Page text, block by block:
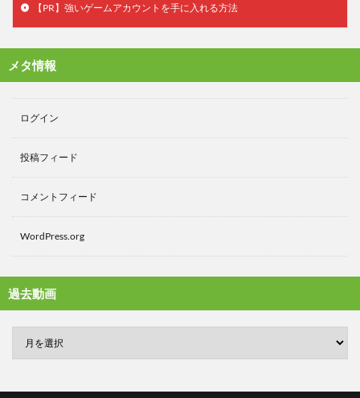
【PR】強いゲームアカウントを手に入れる方法
メタ情報
ログイン
投稿フィード
コメントフィード
WordPress.org
過去動画